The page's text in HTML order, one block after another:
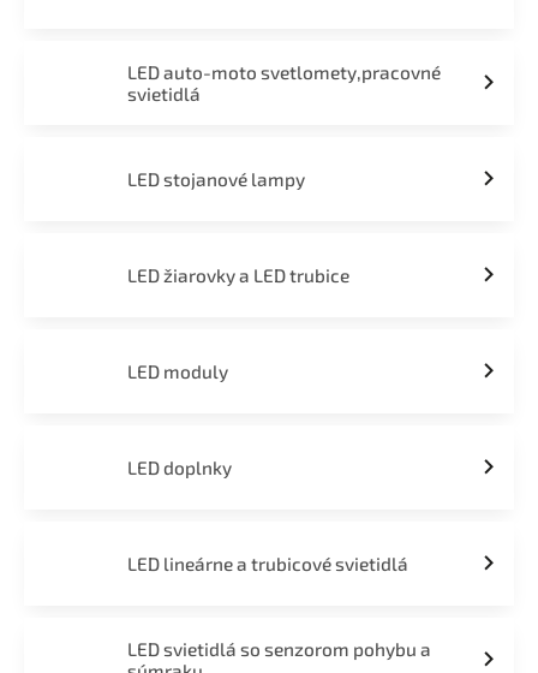
LED auto-moto svetlomety,pracovné
svietidlá
LED stojanové lampy
LED žiarovky a LED trubice
LED moduly
LED doplnky
LED lineárne a trubicové svietidlá
LED svietidlá so senzorom pohybu a